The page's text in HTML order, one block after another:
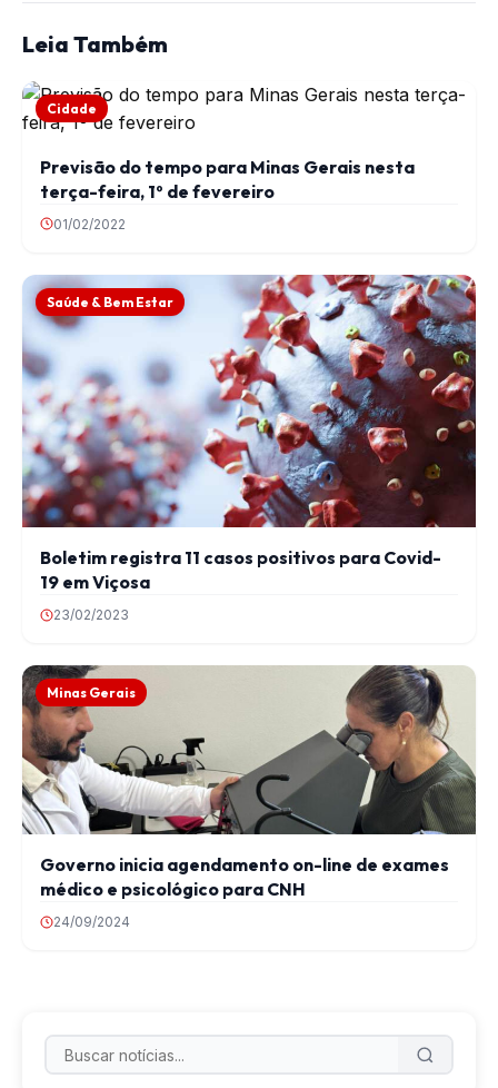
Leia Também
Cidade
Previsão do tempo para Minas Gerais nesta
terça-feira, 1º de fevereiro
01/02/2022
Saúde & Bem Estar
Boletim registra 11 casos positivos para Covid-
19 em Viçosa
23/02/2023
Minas Gerais
Governo inicia agendamento on-line de exames
médico e psicológico para CNH
24/09/2024